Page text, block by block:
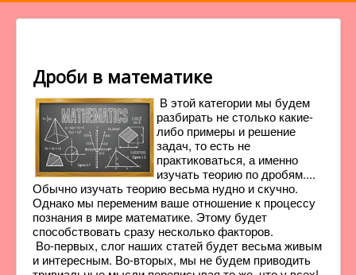
Дроби в математике
В этой категории мы будем
разбирать не столько какие-
либо примеры и решение
задач, то есть не
практиковаться, а именно
изучать теорию по дробям....
Обычно изучать теорию весьма нудно и скучно.
Однако мы переменим ваше отношение к процессу
познания в мире математике. Этому будет
способствовать сразу несколько факторов.
Во-первых, слог наших статей будет весьма живым
и интересным. Во-вторых, мы не будем приводить